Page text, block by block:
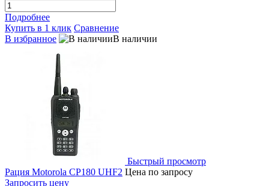
Подробнее
Купить в 1 клик Сравнение
В избранное
В наличии
Быстрый просмотр
Рация Motorola CP180 UHF2 Цена по запросу
Запросить цену